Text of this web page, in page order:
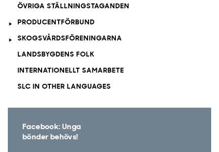
ÖVRIGA STÄLLNINGSTAGANDEN
PRODUCENTFÖRBUND
SKOGSVÅRDSFÖRENINGARNA
LANDSBYGDENS FOLK
INTERNATIONELLT SAMARBETE
SLC IN OTHER LANGUAGES
Facebook: Unga
bönder behövs!